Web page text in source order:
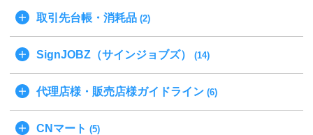
取引先台帳・消耗品 (2)
SignJOBZ（サインジョブズ） (14)
代理店様・販売店様ガイドライン (6)
CNマート (5)